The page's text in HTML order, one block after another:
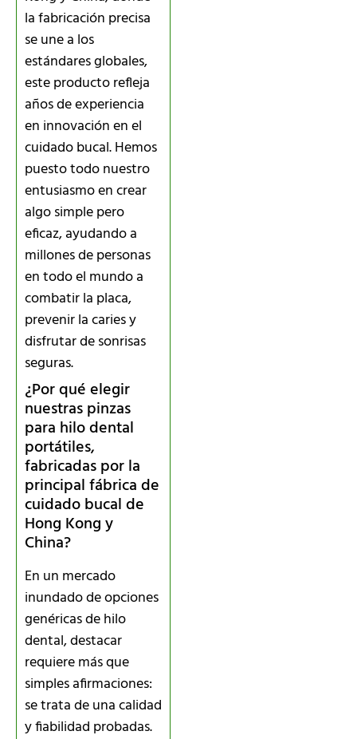
la fabricación precisa
se une a los
estándares globales,
este producto refleja
años de experiencia
en innovación en el
cuidado bucal. Hemos
puesto todo nuestro
entusiasmo en crear
algo simple pero
eficaz, ayudando a
millones de personas
en todo el mundo a
combatir la placa,
prevenir la caries y
disfrutar de sonrisas
seguras.
¿Por qué elegir
nuestras pinzas
para hilo dental
portátiles,
fabricadas por la
principal fábrica de
cuidado bucal de
Hong Kong y
China?
En un mercado
inundado de opciones
genéricas de hilo
dental, destacar
requiere más que
simples afirmaciones:
se trata de una calidad
y fiabilidad probadas.